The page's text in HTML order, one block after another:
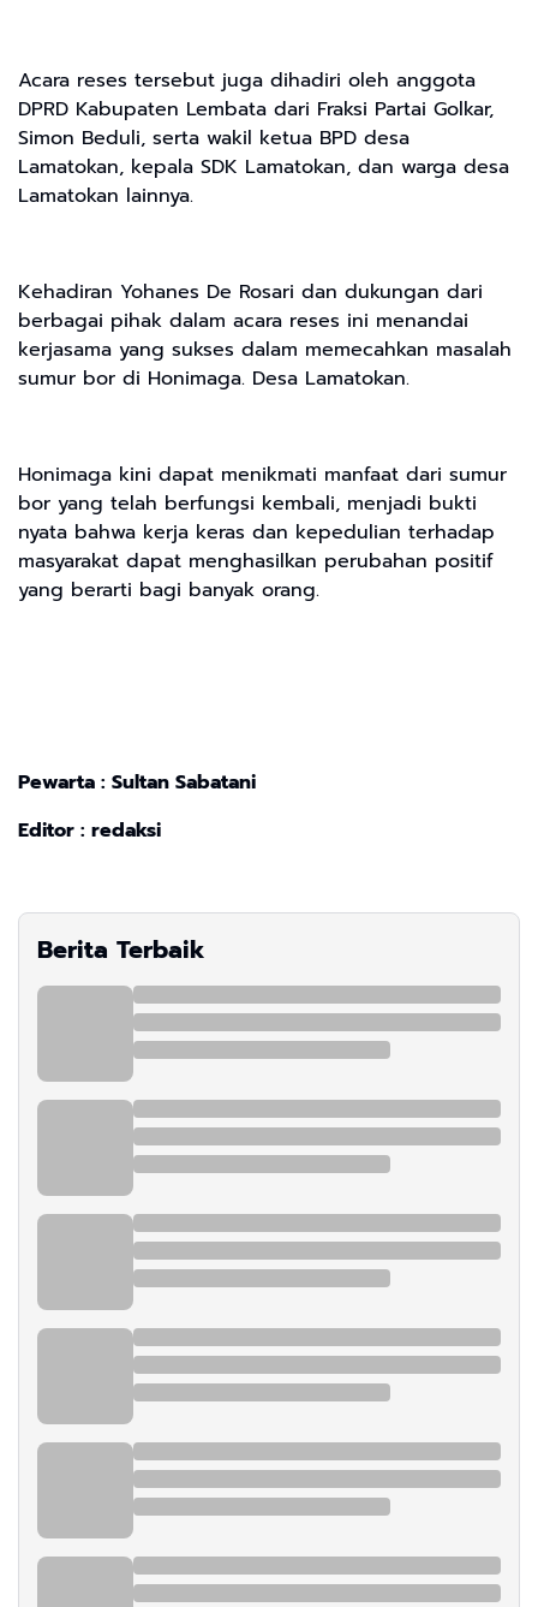
Acara reses tersebut juga dihadiri oleh anggota
DPRD Kabupaten Lembata dari Fraksi Partai Golkar,
Simon Beduli, serta wakil ketua BPD desa
Lamatokan, kepala SDK Lamatokan, dan warga desa
Lamatokan lainnya.
Kehadiran Yohanes De Rosari dan dukungan dari
berbagai pihak dalam acara reses ini menandai
kerjasama yang sukses dalam memecahkan masalah
sumur bor di Honimaga. Desa Lamatokan.
Honimaga kini dapat menikmati manfaat dari sumur
bor yang telah berfungsi kembali, menjadi bukti
nyata bahwa kerja keras dan kepedulian terhadap
masyarakat dapat menghasilkan perubahan positif
yang berarti bagi banyak orang.
Pewarta : Sultan Sabatani
Editor : redaksi
Berita Terbaik